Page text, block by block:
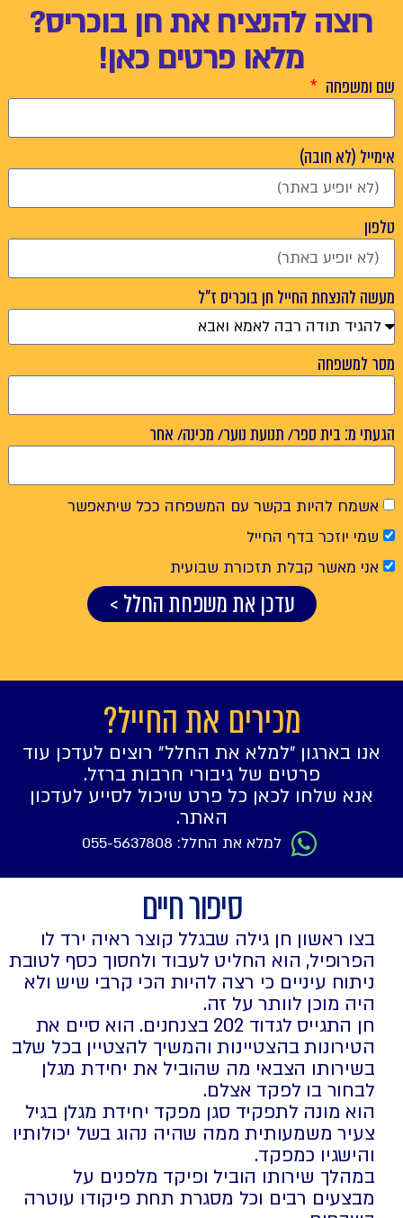
להנציח את חן בוכריס?
מלאו פרטים כאן!
חובה)
החייל חן בוכריס ז"ל
בית ספר/ תנועת נוער/ מכינה/ אחר
להיות בקשר עם המשפחה ככל שיתאפשר
בדף החייל
קבלת תזכורת שבועית
עדכן את משפחת החלל >
מכירים את החייל?
״למלא את החלל״ רוצים לעדכן עוד
פרטים של גיבורי חרבות ברזל.
שלחו לכאן כל פרט שיכול לסייע לעדכון
למלא את החלל: 055-5637808
סיפור חיים
ראשון חן גילה שבגלל קוצר ראיה ירד לו
הוא החליט לעבוד ולחסוך כסף לטובת
עיניים כי רצה להיות הכי קרבי שיש ולא
מוכן לוותר על זה.
חן התגייס לגדוד 202 בצנחנים. הוא סיים את
בהצטיינות והמשיך להצטיין בכל שלב
הצבאי מה שהוביל את יחידת מגלן
בו לפקד אצלם.
מונה לתפקיד סגן מפקד יחידת מגלן בגיל
משמעותית ממה שהיה נהוג בשל יכולותיו
כמפקד.
שירותו הוביל ופיקד מלפנים על
רבים וכל מסגרת תחת פיקודו עוטרה